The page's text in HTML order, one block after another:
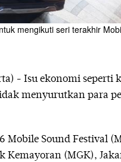
mengikuti seri terakhir
- Isu ekonomi seperti
menyurutkan para
Mobile Sound Festival
Kemayoran (MGK),